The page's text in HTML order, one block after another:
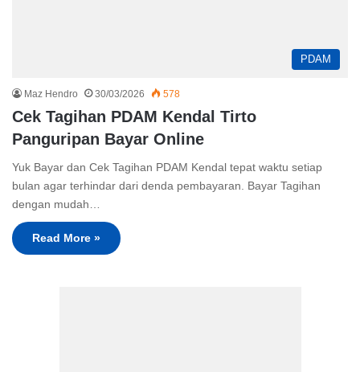
PDAM
Maz Hendro 30/03/2026 578
Cek Tagihan PDAM Kendal Tirto
Panguripan Bayar Online
Yuk Bayar dan Cek Tagihan PDAM Kendal tepat waktu setiap
bulan agar terhindar dari denda pembayaran. Bayar Tagihan
dengan mudah…
Read More »